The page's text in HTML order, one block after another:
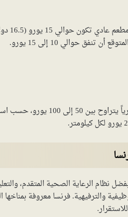
حوالي 10 إلى 15 يورو.
متوسط نفقات المواصلات
نظام الرعاية الصحية المتقدم،
والترفيهية. فرنسا معروفة